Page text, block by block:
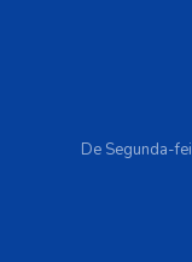
De Segunda-